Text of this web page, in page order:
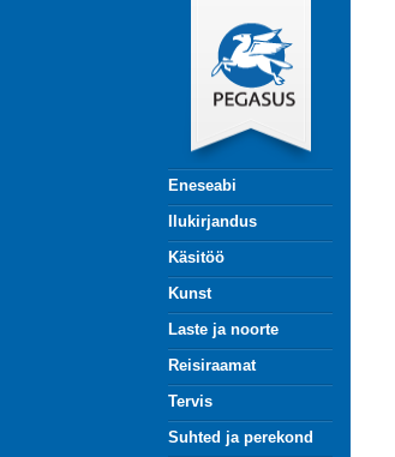
Eneseabi
Ilukirjandus
Käsitöö
Kunst
Laste ja noorte
Reisiraamat
Tervis
Suhted ja perekond